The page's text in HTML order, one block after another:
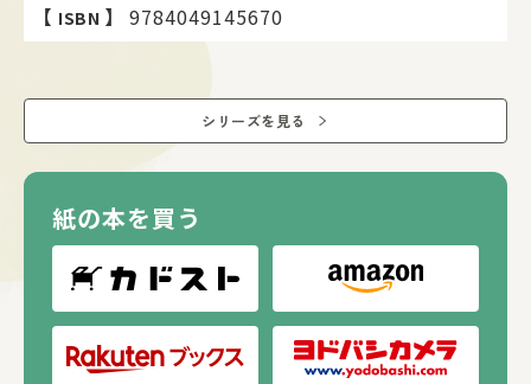
シート(ポストカードサイズ)…12まい
竹ペン…1本
(C)2022 San-X Co., Ltd. All Rights Reserved.
【 ISBN 】 9784049145670
シリーズを見る
紙の本を買う